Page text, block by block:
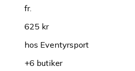
fr.
625 kr
hos Eventyrsport
+6 butiker